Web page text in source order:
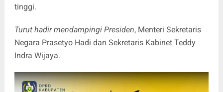
tinggi.
Turut hadir mendampingi Presiden, Menteri Sekretaris
Negara Prasetyo Hadi dan Sekretaris Kabinet Teddy
Indra Wijaya.